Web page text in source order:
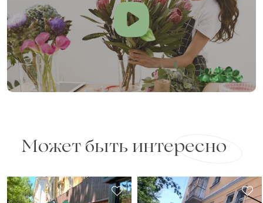
Может быть интересно